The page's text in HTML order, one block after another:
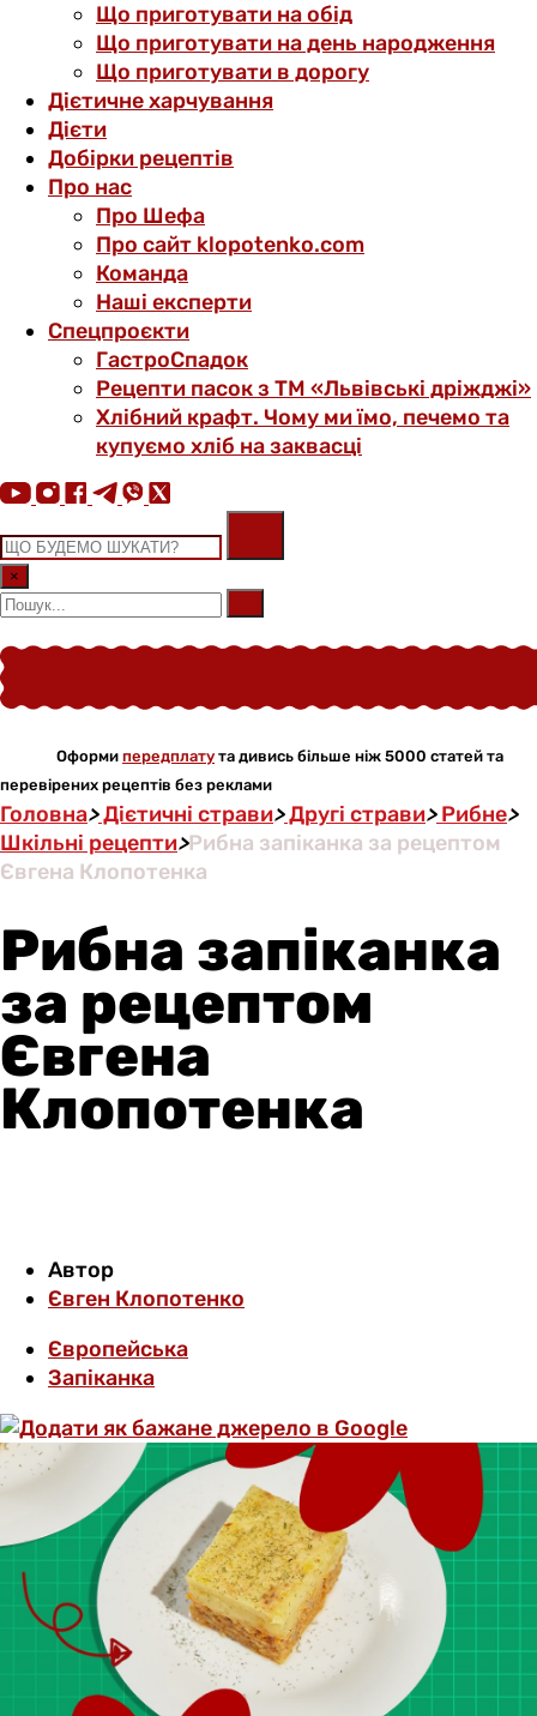
Що приготувати на обід
Що приготувати на день народження
Що приготувати в дорогу
Дієтичне харчування
Дієти
Добірки рецептів
Про нас
Про Шефа
Про сайт klopotenko.com
Команда
Наші експерти
Спецпроєкти
ГастроСпадок
Рецепти пасок з ТМ «Львівські дріжджі»
Хлібний крафт. Чому ми їмо, печемо та
купуємо хліб на заквасці
×
Оформи передплату та дивись більше ніж 5000 статей та
перевірених рецептів без реклами
Головна>Дієтичні страви>Другі страви>Рибне>
Шкільні рецепти>Рибна запіканка за рецептом
Євгена Клопотенка
Рибна запіканка
за рецептом
Євгена
Клопотенка
Автор
Євген Клопотенко
Європейська
Запіканка